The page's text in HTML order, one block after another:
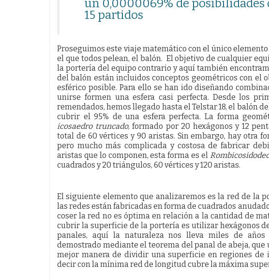
un 0,0000069% de posibilidades
15 partidos
Proseguimos este viaje matemático con el único
el que todos pelean, el balón. El objetivo de cualquier
la portería del equipo contrario y aquí también
del balón están incluidos conceptos geométricos con el
esférico posible. Para ello se han ido diseñando
unirse formen una esfera casi perfecta. Desde los
remendados, hemos llegado hasta el Telstar 18, el balón
cubrir el 95% de una esfera perfecta. La forma
icosaedro truncado, formado por 20 hexágonos y 12
total de 60 vértices y 90 aristas. Sin embargo, hay otra
pero mucho más complicada y costosa de fabricar
aristas que lo componen, esta forma es el
cuadrados y 20 triángulos, 60 vértices y 120 aristas.
El siguiente elemento que analizaremos es la red de la
las redes están fabricadas en forma de cuadrados
coser la red no es óptima en relación a la cantidad de
cubrir la superficie de la portería es utilizar hexágonos
panales, aquí la naturaleza nos lleva miles de años
demostrado mediante el teorema del panal de abeja,
mejor manera de dividir una superficie en regiones de
decir con la mínima red de longitud cubre la máxima